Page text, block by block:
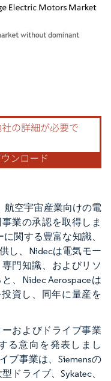
4.0の表示が必要です。
航空宇宙産業向けの電
業の承認を取得しま
関する豊富な知識、
し、Nidecは電気モー
門知識、およびリソ
、Nidec Aerospaceは
投資し、同年に量産を
ーおよびドライブ事業
る意向を発表しまし
ブ事業は、Siemensの
ドライブ、Sykatec、